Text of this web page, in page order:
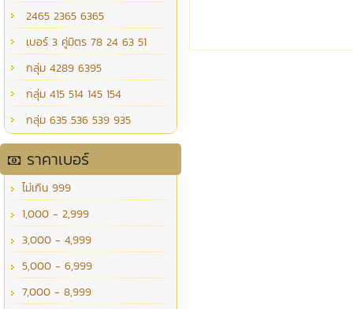
2465 2365 6365
เบอร์ 3 คู่มิตร 78 24 63 51
กลุ่ม 4289 6395
กลุ่ม 415 514 145 154
กลุ่ม 635 536 539 935
ราคาเบอร์
ไม่เกิน 999
1,000 - 2,999
3,000 - 4,999
5,000 - 6,999
7,000 - 8,999